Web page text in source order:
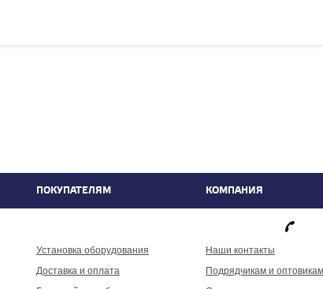
ПОКУПАТЕЛЯМ КОМПАНИЯ
Установка оборудования
Доставка и оплата
Наши контакты
Подрядчикам и оптовикам